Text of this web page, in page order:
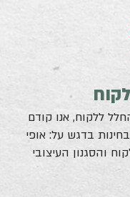
ללקוח, אנו קודם
בדגש על: אופי
והסגנון העיצובי